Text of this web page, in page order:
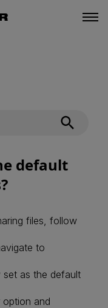
default
files, follow
to
set as the default
option and